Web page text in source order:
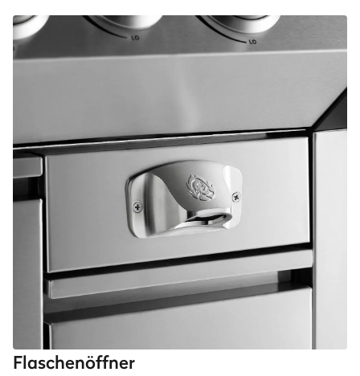
Flaschenöffner